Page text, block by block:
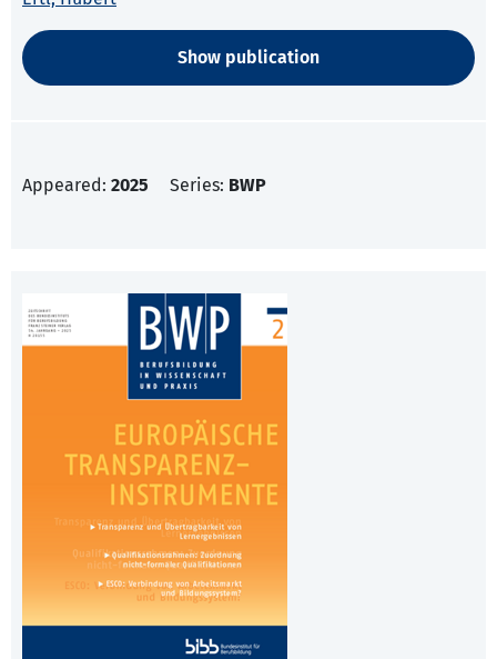
Show publication
Appeared: 2025 Series: BWP